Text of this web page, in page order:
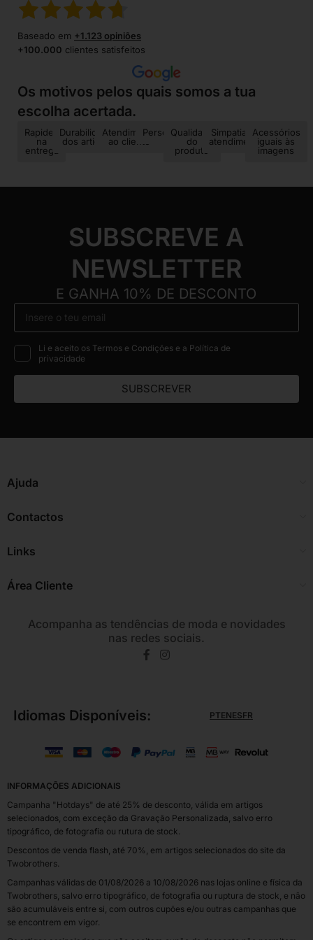
Baseado em +1.123 opiniões
+100.000 clientes satisfeitos
Os motivos pelos quais somos a tua
escolha acertada.
Rapidez
na
entrega
Durabilidade
dos artigos
Atendimento
ao cliente
Personalização
Qualidade
do
produto
Simpatia no
atendimento
Acessórios
iguais às
imagens
SUBSCREVE A
NEWSLETTER
E GANHA 10% DE DESCONTO
Li e aceito os Termos e Condições e a Política de
privacidade
SUBSCREVER
Ajuda
Contactos
Links
Área Cliente
Acompanha as tendências de moda e novidades
nas redes sociais.
Idiomas Disponíveis: PTENESFR
INFORMAÇÕES ADICIONAIS
Campanha "Hotdays" de até 25% de desconto, válida em artigos
selecionados, com exceção da Gravação Personalizada, salvo erro
tipográfico, de fotografia ou rutura de stock.
Descontos de venda flash, até 70%, em artigos selecionados do site da
Twobrothers.
Campanhas válidas de 01/08/2026 a 10/08/2026 nas lojas online e física da
Twobrothers, salvo erro tipográfico, de fotografia ou ruptura de stock, e não
são acumuláveis entre si, com outros cupões e/ou outras campanhas que
se encontrem em vigor.